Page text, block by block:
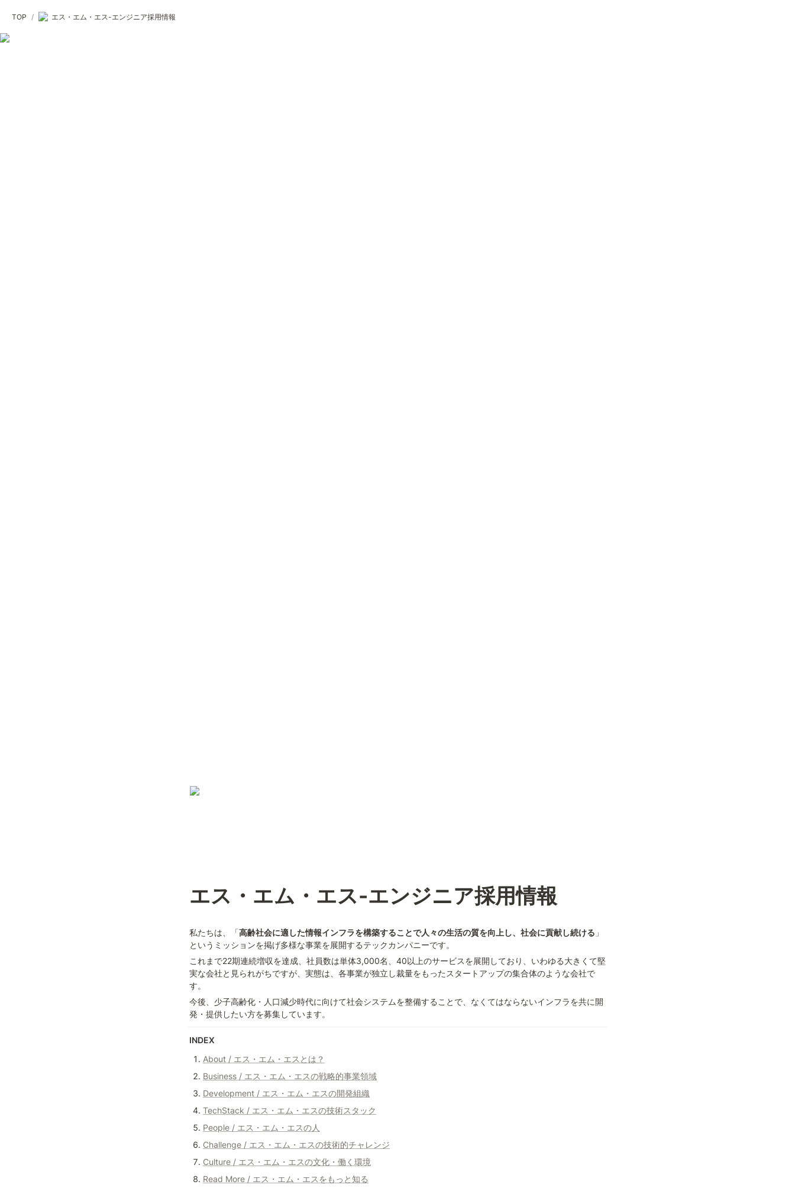
TOP / エス・エム・エス-エンジニア採用情報
エス・エム・エス-エンジニア採用情報
私たちは、「高齢社会に適した情報インフラを構築することで人々の生活の質を向上し、社会に貢献し続ける 」
というミッションを掲げ多様な事業を展開するテックカンパニーです。
これまで22期連続増収を達成、社員数は単体3,000名、40以上のサービスを展開しており、いわゆる大きくて堅
実な会社と見られがちですが、実態は、各事業が独立し裁量をもったスタートアップの集合体のような会社で
す。
今後、少子高齢化・人口減少時代に向けて社会システムを整備することで、なくてはならないインフラを共に開
発・提供したい方を募集しています。
INDEX
About / エス・エム・エスとは？
Business / エス・エム・エスの戦略的事業領域
Development / エス・エム・エスの開発組織
TechStack / エス・エム・エスの技術スタック
People / エス・エム・エスの人
Challenge / エス・エム・エスの技術的チャレンジ
Culture / エス・エム・エスの文化・働く環境
Read More / エス・エム・エスをもっと知る